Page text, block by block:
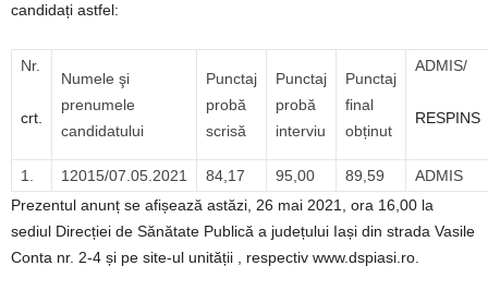
candidați astfel:
Nr.
crt.
Numele şi
prenumele
candidatului
Punctaj
probă
scrisă
Punctaj
probă
interviu
Punctaj
final
obținut
ADMIS/
RESPINS
1. 12015/07.05.2021 84,17 95,00 89,59
ADMIS
Prezentul anunț se afișează astăzi, 26 mai 2021, ora 16,00 la
sediul Direcției de Sănătate Publică a județului Iași din strada Vasile
Conta nr. 2-4 și pe site-ul unității , respectiv www.dspiasi.ro.